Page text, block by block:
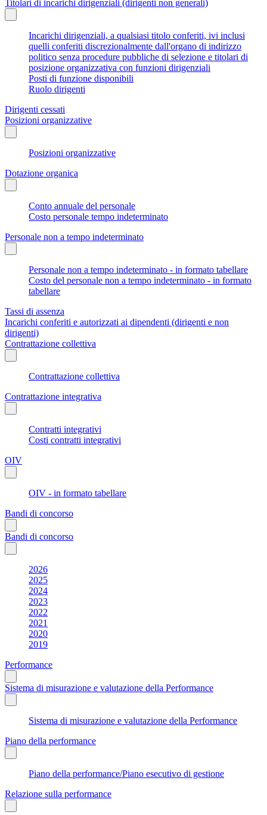
Titolari di incarichi dirigenziali (dirigenti non generali)
Incarichi dirigenziali, a qualsiasi titolo conferiti, ivi inclusi
quelli conferiti discrezionalmente dall'organo di indirizzo
politico senza procedure pubbliche di selezione e titolari di
posizione organizzativa con funzioni dirigenziali
Posti di funzione disponibili
Ruolo dirigenti
Dirigenti cessati
Posizioni organizzative
Posizioni organizzative
Dotazione organica
Conto annuale del personale
Costo personale tempo indeterminato
Personale non a tempo indeterminato
Personale non a tempo indeterminato - in formato tabellare
Costo del personale non a tempo indeterminato - in formato
tabellare
Tassi di assenza
Incarichi conferiti e autorizzati ai dipendenti (dirigenti e non
dirigenti)
Contrattazione collettiva
Contrattazione collettiva
Contrattazione integrativa
Contratti integrativi
Costi contratti integrativi
OIV
OIV - in formato tabellare
Bandi di concorso
Bandi di concorso
2026
2025
2024
2023
2022
2021
2020
2019
Performance
Sistema di misurazione e valutazione della Performance
Sistema di misurazione e valutazione della Performance
Piano della performance
Piano della performance/Piano esecutivo di gestione
Relazione sulla performance